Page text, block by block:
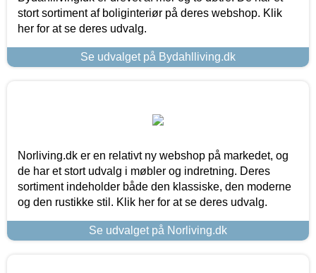
stort sortiment af boliginteriør på deres webshop. Klik
her for at se deres udvalg.
Se udvalget på Bydahlliving.dk
Norliving.dk er en relativt ny webshop på markedet, og
de har et stort udvalg i møbler og indretning. Deres
sortiment indeholder både den klassiske, den moderne
og den rustikke stil. Klik her for at se deres udvalg.
Se udvalget på Norliving.dk